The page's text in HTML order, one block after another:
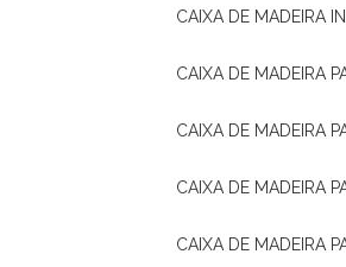
CAIXA DE MADEIRA
CAIXA DE MADEIRA
CAIXA DE MADEIRA
CAIXA DE MADEIRA
CAIXA DE MADEIRA